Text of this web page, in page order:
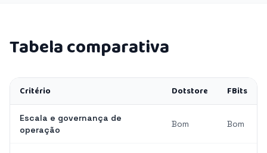
Tabela comparativa
Critério Dotstore FBits
Escala e governança de
operação
Bom Bom